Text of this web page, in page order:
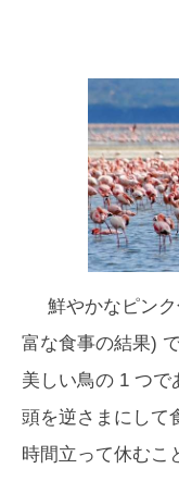
鮮やかなピン
富な食事の結果)
美しい鳥の 1 つで
頭を逆さまにして
時間立って休むこ